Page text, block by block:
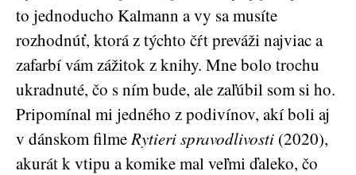
to jednoducho Kalmann a vy sa musíte
rozhodnúť, ktorá z týchto čŕt preváži najviac a
zafarbí vám zážitok z knihy. Mne bolo trochu
ukradnuté, čo s ním bude, ale zaľúbil som si ho.
Pripomínal mi jedného z podivínov, akí boli aj
v dánskom filmeRytieri spravodlivosti (2020),
akurát k vtipu a komike mal veľmi ďaleko, čo